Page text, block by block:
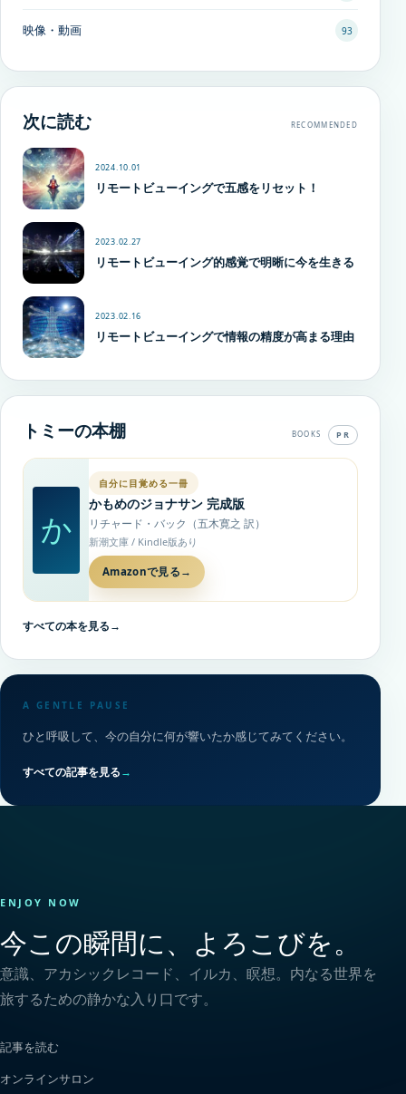
映像・動画 93
次に読む RECOMMENDED
2024.10.01
リモートビューイングで五感をリセット！
2023.02.27
リモートビューイング的感覚で明晰に今を生きる
2023.02.16
リモートビューイングで情報の精度が高まる理由
トミーの本棚 BOOKS PR
か
自分に目覚める一冊
かもめのジョナサン 完成版
リチャード・バック（五木寛之 訳）
新潮文庫 / Kindle版あり
Amazonで見る →
すべての本を見る→
A GENTLE PAUSE
ひと呼吸して、今の自分に何が響いたか感じてみてください。
すべての記事を見る→
ENJOY NOW
今この瞬間に、よろこびを。
意識、アカシックレコード、イルカ、瞑想。内なる世界を
旅するための静かな入り口です。
記事を読む
オンラインサロン